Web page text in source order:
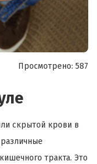
Просмотрено: 587
скрытой крови в
тракта. Это
данных